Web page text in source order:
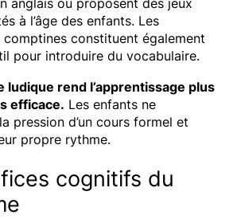
anglais ou proposent des jeux
à l’âge des enfants. Les
comptines constituent également
pour introduire du vocabulaire.
ludique rend l’apprentissage plus
efficace. Les enfants ne
pression d’un cours formel et
propre rythme.
cognitifs du